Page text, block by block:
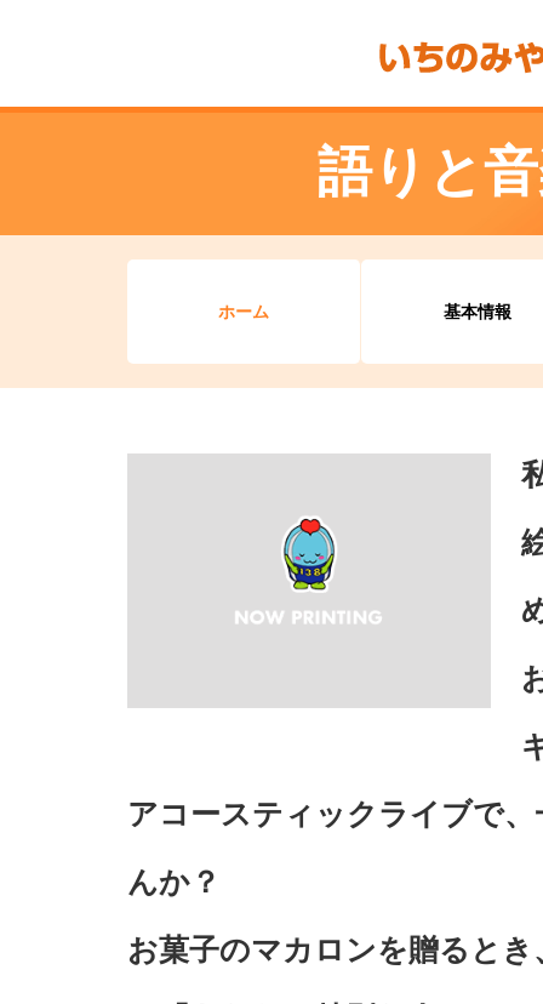
語りと
ホーム 基本情報
アコースティックライブで
んか？
お菓子のマカロンを贈ると